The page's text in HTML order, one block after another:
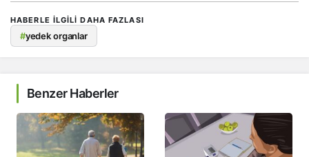
HABERLE ILGILI DAHA FAZLASI
#yedek organlar
Benzer Haberler